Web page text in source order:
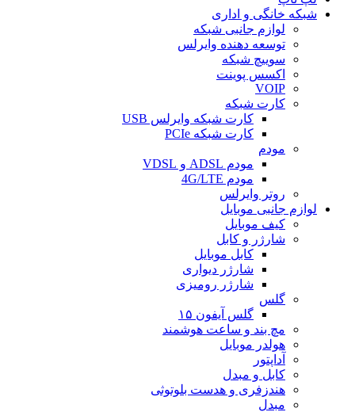
شبکه خانگی و اداری
لوازم جانبی شبکه
توسعه دهنده وایرلس
سوییچ شبکه
اکسس پوینت
VOIP
کارت شبکه
کارت شبکه وایرلس USB
کارت شبکه PCIe
مودم
مودم ADSL و VDSL
مودم 4G/LTE
روتر وایرلس
لوازم جانبی موبایل
کیف موبایل
شارژر و کابل
کابل موبایل
شارژر دیواری
شارژر رومیزی
گلس
گلس آیفون ۱۵
مچ بند و ساعت هوشمند
هولدر موبایل
آداپتور
کابل و مبدل
هندزفری و هدست بلوتوثی
مبدل